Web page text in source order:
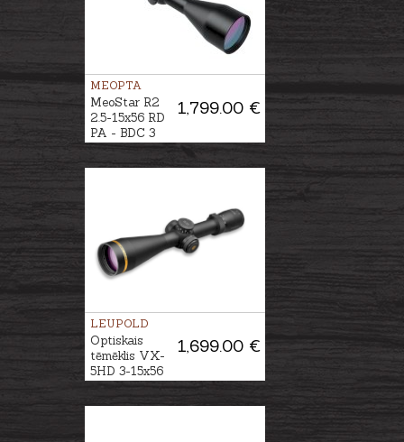
MEOPTA
1,799.00 €
MeoStar R2
2.5-15x56 RD
PA - BDC 3
LEUPOLD
1,699.00 €
Optiskais
tēmēklis VX-
5HD 3-15x56